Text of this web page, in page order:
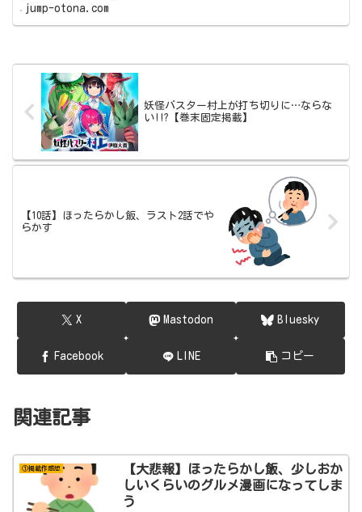
jump-otona.com
妖怪バスター村上が打ち切りに…ならな
い!!?【巻末固定掲載】
【10話】ほったらかし飯、ラスト2話でや
らかす
X Mastodon Bluesky
Facebook LINE コピー
関連記事
①掲載作感想
【大悲報】ほったらかし飯、少しおか
しいくらいのグルメ漫画になってしま
う